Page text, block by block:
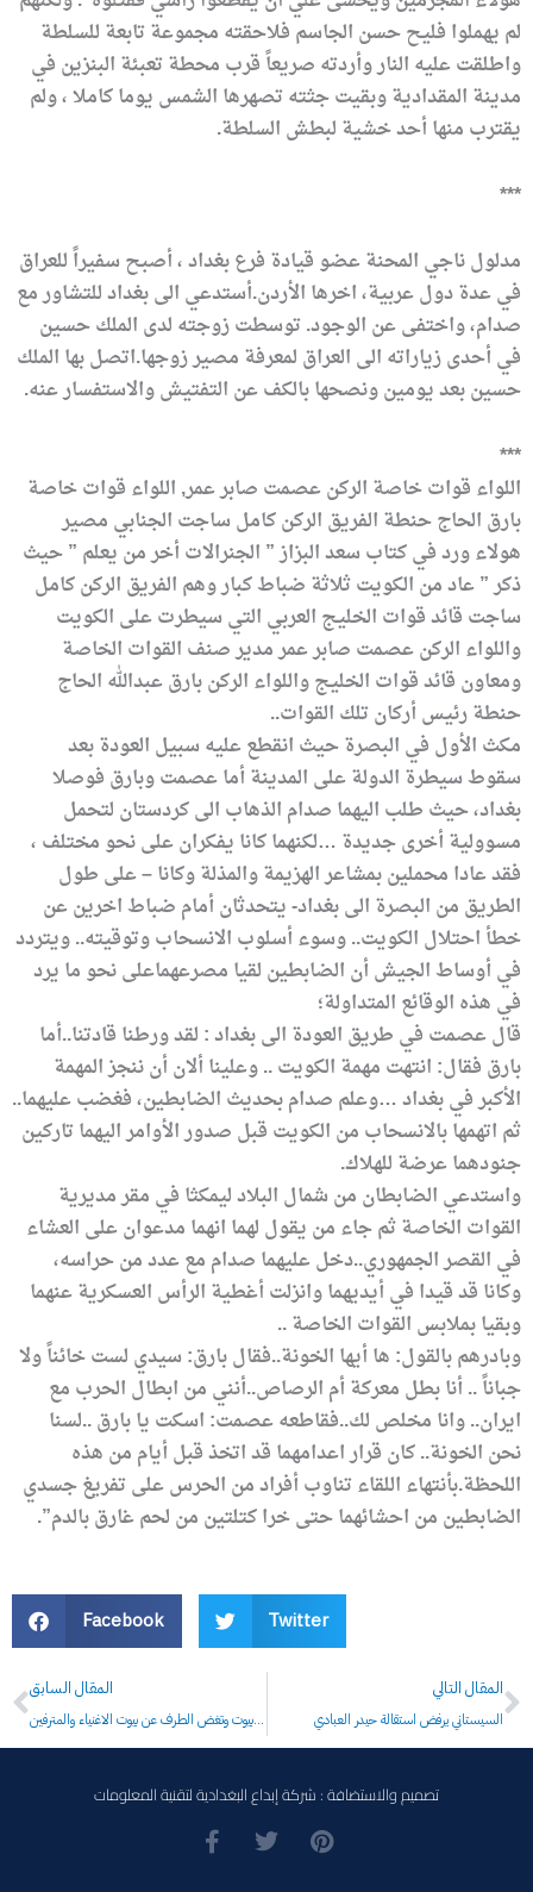
لم يهملوا فليح حسن الجاسم فلاحقته مجموعة تابعة للسلطة
واطلقت عليه النار وأردته صريعاً قرب محطة تعبئة البنزين في
مدينة المقدادية وبقيت جثته تصهرها الشمس يوما كاملا ، ولم
يقترب منها أحد خشية لبطش السلطة.
***
مدلول ناجي المحنة عضو قيادة فرع بغداد ، أصبح سفيراً للعراق
في عدة دول عربية، اخرها الأردن.أستدعي الى بغداد للتشاور مع
صدام، واختفى عن الوجود. توسطت زوجته لدى الملك حسين
في أحدى زياراته الى العراق لمعرفة مصير زوجها.اتصل بها الملك
حسين بعد يومين ونصحها بالكف عن التفتيش والاستفسار عنه.
***
اللواء قوات خاصة الركن عصمت صابر عمر, اللواء قوات خاصة
بارق الحاج حنطة الفريق الركن كامل ساجت الجنابي مصير
هولاء ورد في كتاب سعد البزاز ” الجنرالات أخر من يعلم ” حيث
ذكر ” عاد من الكويت ثلاثة ضباط كبار وهم الفريق الركن كامل
ساجت قائد قوات الخليج العربي التي سيطرت على الكويت
واللواء الركن عصمت صابر عمر مدير صنف القوات الخاصة
ومعاون قائد قوات الخليج واللواء الركن بارق عبدالله الحاج
حنطة رئيس أركان تلك القوات..
مكث الأول في البصرة حيث انقطع عليه سبيل العودة بعد
سقوط سيطرة الدولة على المدينة أما عصمت وبارق فوصلا
بغداد، حيث طلب اليهما صدام الذهاب الى كردستان لتحمل
مسوولية أخرى جديدة …لكنهما كانا يفكران على نحو مختلف ،
فقد عادا محملين بمشاعر الهزيمة والمذلة وكانا – على طول
الطريق من البصرة الى بغداد- يتحدثان أمام ضباط اخرين عن
خطأ احتلال الكويت.. وسوء أسلوب الانسحاب وتوقيته.. ويتردد
في أوساط الجيش أن الضابطين لقيا مصرعهماعلى نحو ما يرد
في هذه الوقائع المتداولة؛
قال عصمت في طريق العودة الى بغداد : لقد ورطنا قادتنا..أما
بارق فقال: انتهت مهمة الكويت .. وعلينا ألان أن ننجز المهمة
الأكبر في بغداد …وعلم صدام بحديث الضابطين، فغضب عليهما..
ثم اتهمها بالانسحاب من الكويت قبل صدور الأوامر اليهما تاركين
جنودهما عرضة للهلاك.
واستدعي الضابطان من شمال البلاد ليمكثا في مقر مديرية
القوات الخاصة ثم جاء من يقول لهما انهما مدعوان على العشاء
في القصر الجمهوري..دخل عليهما صدام مع عدد من حراسه،
وكانا قد قيدا في أيديهما وانزلت أغطية الرأس العسكرية عنهما
وبقيا بملابس القوات الخاصة ..
وبادرهم بالقول: ها أيها الخونة..فقال بارق: سيدي لست خائناً ولا
جباناً .. أنا بطل معركة أم الرصاص..أنني من ابطال الحرب مع
ايران.. وانا مخلص لك..فقاطعه عصمت: اسكت يا بارق ..لسنا
نحن الخونة.. كان قرار اعدامهما قد اتخذ قبل أيام من هذه
اللحظة.بأنتهاء اللقاء تناوب أفراد من الحرس على تفريغ جسدي
الضابطين من احشائهما حتى خرا كتلتين من لحم غارق بالدم”.
Facebook Twitter
Prev
المقال السابق
شركة الصناعات المطاطية تهجر عوائل الشهداء من مساكنها الشركة تطرد فقراء موظفيها من اشباه بيوت وتغض الطرف عن بيوت الاغنياء والمترفين
المقال التالي
السيستاني يرفض استقالة حيدر العبادي
تصميم والاستضافة : شركة إبداع البغدادية لتقنية المعلومات
F
a
T P
i